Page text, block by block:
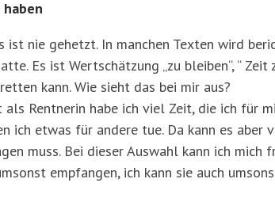
ist nie gehetzt. In manchen Texten wird
Es ist Wertschätzung „zu bleiben“, “
kann. Wie sieht das bei mir aus?
als Rentnerin habe ich viel Zeit, die ich für
ich etwas für andere tue. Da kann es aber
muss. Bei dieser Auswahl kann ich mich
empfangen, ich kann sie auch